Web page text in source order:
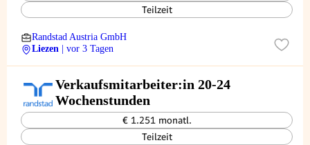
Teilzeit
Randstad Austria GmbH
Liezen
| vor 3 Tagen
Verkaufsmitarbeiter:in 20-24
Wochenstunden
€ 1.251 monatl.
Teilzeit